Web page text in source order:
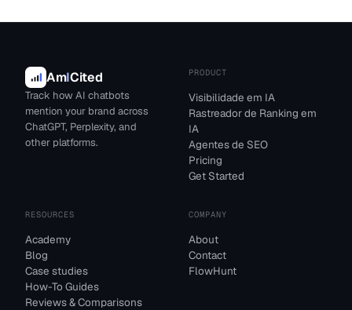
AmICited
Track how AI chatbots
mention your brand across
ChatGPT, Perplexity, and
other platforms.
PRODUCT
Visibilidade em IA
Rastreador de Ranking em
IA
Agentes de SEO
Pricing
Get Started
RESOURCES
Academy
Blog
Case studies
How-To Guides
Reviews & Comparisons
COMPANY
About
Contact
FlowHunt